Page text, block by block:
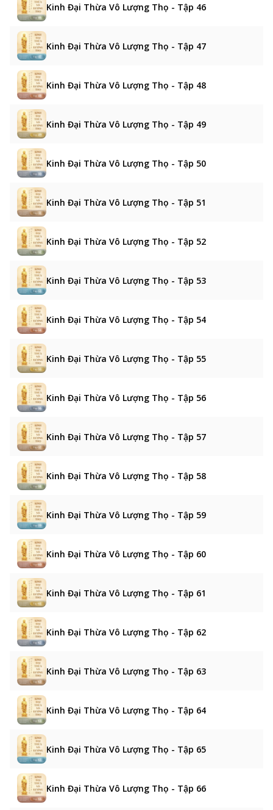
Kinh Đại Thừa Vô Lượng Thọ - Tập 46
Kinh Đại Thừa Vô Lượng Thọ - Tập 47
Kinh Đại Thừa Vô Lượng Thọ - Tập 48
Kinh Đại Thừa Vô Lượng Thọ - Tập 49
Kinh Đại Thừa Vô Lượng Thọ - Tập 50
Kinh Đại Thừa Vô Lượng Thọ - Tập 51
Kinh Đại Thừa Vô Lượng Thọ - Tập 52
Kinh Đại Thừa Vô Lượng Thọ - Tập 53
Kinh Đại Thừa Vô Lượng Thọ - Tập 54
Kinh Đại Thừa Vô Lượng Thọ - Tập 55
Kinh Đại Thừa Vô Lượng Thọ - Tập 56
Kinh Đại Thừa Vô Lượng Thọ - Tập 57
Kinh Đại Thừa Vô Lượng Thọ - Tập 58
Kinh Đại Thừa Vô Lượng Thọ - Tập 59
Kinh Đại Thừa Vô Lượng Thọ - Tập 60
Kinh Đại Thừa Vô Lượng Thọ - Tập 61
Kinh Đại Thừa Vô Lượng Thọ - Tập 62
Kinh Đại Thừa Vô Lượng Thọ - Tập 63
Kinh Đại Thừa Vô Lượng Thọ - Tập 64
Kinh Đại Thừa Vô Lượng Thọ - Tập 65
Kinh Đại Thừa Vô Lượng Thọ - Tập 66